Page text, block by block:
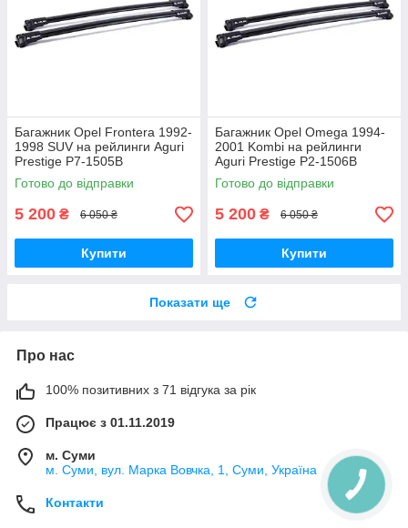
Багажник Opel Frontera 1992-
1998 SUV на рейлинги Aguri
Prestige P7-1505B
Готово до відправки
5 200 ₴ 6 050 ₴
Купити
Багажник Opel Omega 1994-
2001 Kombi на рейлинги
Aguri Prestige P2-1506B
Готово до відправки
5 200 ₴ 6 050 ₴
Купити
Показати ще
Про нас
100% позитивних з 71 відгука за рік
Працює з 01.11.2019
м. Суми
м. Суми, вул. Марка Вовчка, 1, Суми, Україна
Контакти